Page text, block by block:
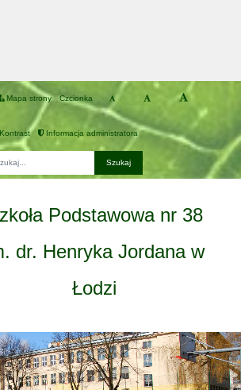
Mapa strony Czcionka
Informacja administratora
Podstawowa nr 38
dr. Henryka Jordana w
Łodzi